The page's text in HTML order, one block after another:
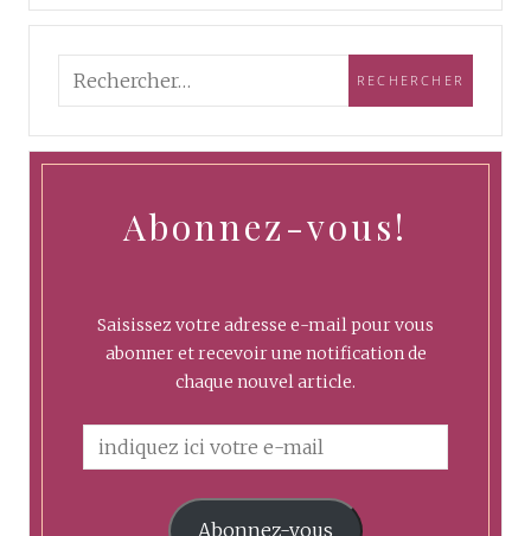
Abonnez-vous!
Saisissez votre adresse e-mail pour vous
abonner et recevoir une notification de
chaque nouvel article.
Abonnez-vous